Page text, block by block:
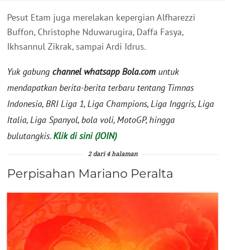
Pesut Etam juga merelakan kepergian Alfharezzi
Buffon, Christophe Nduwarugira, Daffa Fasya,
Ikhsannul Zikrak, sampai Ardi Idrus.
Yuk gabung channel whatsapp Bola.com untuk
mendapatkan berita-berita terbaru tentang Timnas
Indonesia, BRI Liga 1, Liga Champions, Liga Inggris, Liga
Italia, Liga Spanyol, bola voli, MotoGP, hingga
bulutangkis.Klik di sini (JOIN)
2 dari 4 halaman
Perpisahan Mariano Peralta